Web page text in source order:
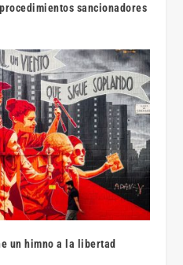
sancionadores
un himno a la libertad